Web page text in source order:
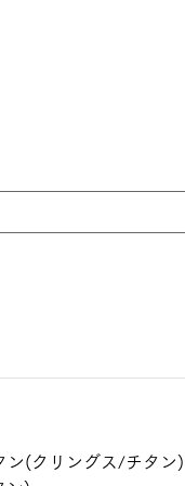
ン(クリングス/チタン)